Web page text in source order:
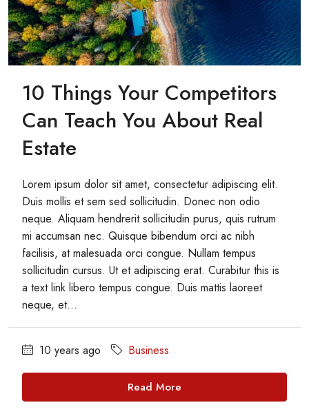
10 Things Your Competitors
Can Teach You About Real
Estate
Lorem ipsum dolor sit amet, consectetur adipiscing elit.
Duis mollis et sem sed sollicitudin. Donec non odio
neque. Aliquam hendrerit sollicitudin purus, quis rutrum
mi accumsan nec. Quisque bibendum orci ac nibh
facilisis, at malesuada orci congue. Nullam tempus
sollicitudin cursus. Ut et adipiscing erat. Curabitur this is
a text link libero tempus congue. Duis mattis laoreet
neque, et...
10 years ago Business
Read More